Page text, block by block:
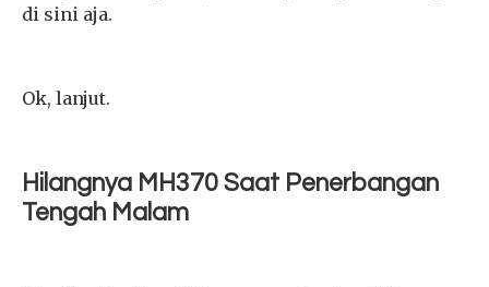
di sini aja.
Ok, lanjut.
Hilangnya MH370 Saat Penerbangan
Tengah Malam